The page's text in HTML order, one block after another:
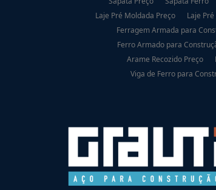
Laje Pré Moldada Preço
Laje
Ferragem Armada para
Ferro Armado para
Arame Recozido Preço
Viga de Ferro para